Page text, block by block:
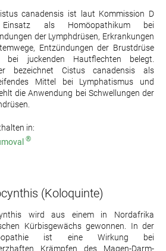
canadensis ist laut Kommission D
als Homöopathikum bei
der Lymphdrüsen, Erkrankungen
Entzündungen der Brustdrüse
bei juckenden Hautflechten belegt.
bezeichnet Cistus canadensis als
Mittel bei Lymphatismus und
die Anwendung bei Schwellungen der
in:
®
(Koloquinte)
wird aus einem in Nordafrika
Kürbisgewächs gewonnen. In der
ist eine Wirkung bei
Krämpfen des Magen-Darm-